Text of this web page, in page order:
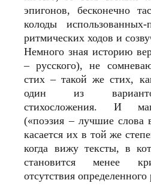
эпигонов, бесконечно
колоды использованных-
ритмических ходов и
Немного зная историю
– русского), не
стих – такой же стих,
один из
стихосложения. И
(«поэзия – лучшие слова
касается их в той же
когда вижу тексты, в
становится менее
отсутствия